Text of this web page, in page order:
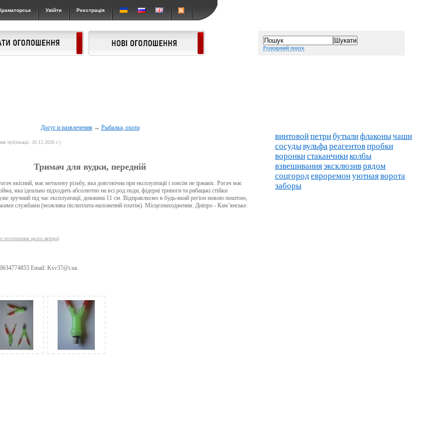
Увійти Реєстрація
Розширений пошук
Досуг и развлечения→ Рыбалка, охота
публікації: 26.12.2026 г.)
Тримач для вудки, передній
якісний, має металеву різьбу, яка довговічна при експлуатації і зовсім не іржавіє. Рогач має
яка ідеально підходить абсолютно на всі род поди, фідерні триноги та рибацькі стійки
зручний під час експлуатації, довжина 11 см. Відправляємо в будь-який регіон новою поштою,
службами (можлива післяплата-наложений платіж). Місцезнаходження: Дніпро - Кам’янське.
оголошення цього автора)
Email: Ksv37@i.ua
винтовойпетрибутылифлаконычаши
сосудывульфареагентовпробки
воронкистаканчикиколбы
взвешиванияэксклюзиврядом
соцгородевроремонуютнаяворота
заборы